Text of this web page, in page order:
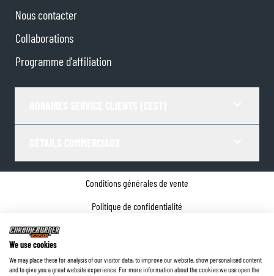
Nous contacter
Collaborations
Programme d'affiliation
Conditions générales de vente
Politique de confidentialité
We use cookies
We may place these for analysis of our visitor data, to improve our website, show personalised content
and to give you a great website experience. For more information about the cookies we use open the